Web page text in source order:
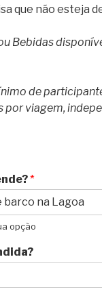
que não esteja
Bebidas
de
por viagem,
*
opção